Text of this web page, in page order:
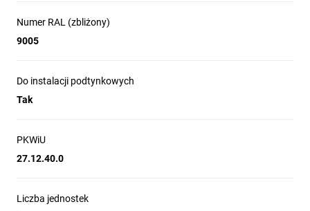
Numer RAL (zbliżony)
9005
Do instalacji podtynkowych
Tak
PKWiU
27.12.40.0
Liczba jednostek